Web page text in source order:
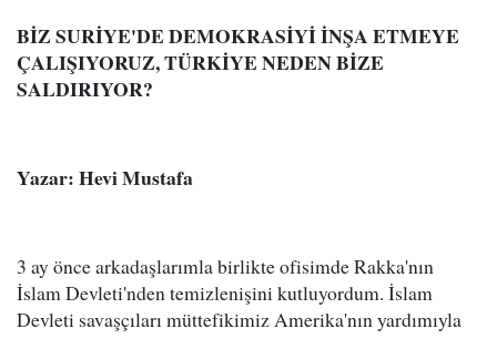
BİZ SURİYE'DE DEMOKRASİYİ İNŞA ETMEYE
ÇALIŞIYORUZ, TÜRKİYE NEDEN BİZE
SALDIRIYOR?
Yazar: Hevi Mustafa
3 ay önce arkadaşlarımla birlikte ofisimde Rakka'nın
İslam Devleti'nden temizlenişini kutluyordum. İslam
Devleti savaşçıları müttefikimiz Amerika'nın yardımıyla